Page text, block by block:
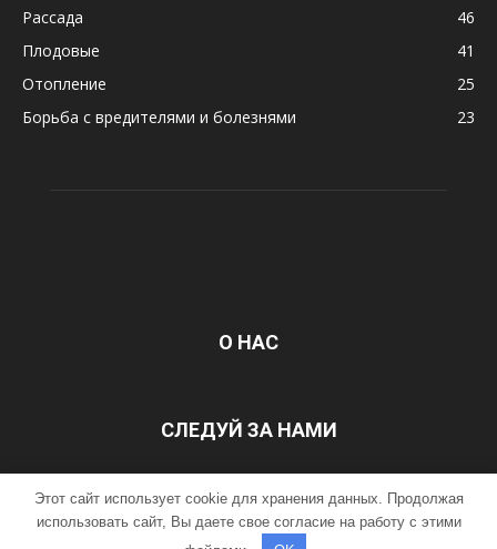
Рассада
46
Плодовые
41
Отопление
25
Борьба с вредителями и болезнями
23
О НАС
СЛЕДУЙ ЗА НАМИ
ГЛАВНАЯ Контакты
Этот сайт использует cookie для хранения данных. Продолжая
использовать сайт, Вы даете свое согласие на работу с этими